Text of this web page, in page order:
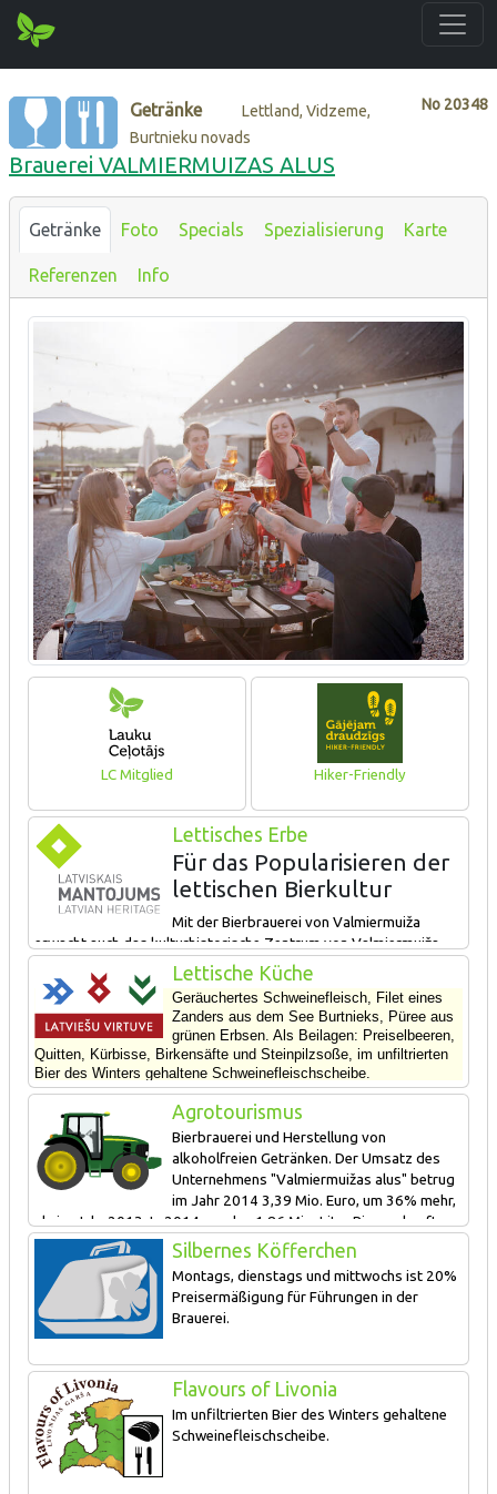
No 20348
Getränke
Lettland, Vidzeme,
Burtnieku novads
Brauerei VALMIERMUIZAS ALUS
Getränke Foto Specials Spezialisierung Karte
Referenzen Info
LC Mitglied Hiker-Friendly
Lettisches Erbe
Für das Popularisieren der
lettischen Bierkultur
Mit der Bierbrauerei von Valmiermuiža
erwacht auch das kulturhistorische Zentrum von Valmiermuiža.
Während des Besuches kann man die Geschichte des Landgutes
und den Prozess des Bierbrauens von den natürlichen Rohstoffen
bis zu dem fertigen Produkt kennenlernen. Die Besichtigung der
Brauerei ergänzen die Verkostung des Kellerbiers und
Erzählungen über traditionelle lettische Festgetränke.
Lettische Küche
Geräuchertes Schweinefleisch, Filet eines
Zanders aus dem See Burtnieks, Püree aus
grünen Erbsen. Als Beilagen: Preiselbeeren,
Quitten, Kürbisse, Birkensäfte und Steinpilzsoße, im unfiltrierten
Bier des Winters gehaltene Schweinefleischscheibe.
Agrotourismus
Bierbrauerei und Herstellung von
alkoholfreien Getränken. Der Umsatz des
Unternehmens "Valmiermuižas alus" betrug
im Jahr 2014 3,39 Mio. Euro, um 36% mehr,
als im Jahr 2013. In 2014 wurden 1,86 Mio. Liter Bier verkauft,
um 27,3% mehr, als im Jahr 2013.Ungefähr 1% der
Bierproduktion wurde in 2014 nach Estland ausgeführt. In 2014
wurde mit der Unterstützung des Landförderungsdienstes in die
Entwicklung des Unternehmens "Valmiermuižas alus" ungefähr
1,1 Mio. Euro investiert (in die Herstellung des Porter Bieres und
Früchten und Beeren, sowie des Kwases).
Silbernes Köfferchen
Montags, dienstags und mittwochs ist 20%
Preisermäßigung für Führungen in der
Brauerei.
Flavours of Livonia
Im unfiltrierten Bier des Winters gehaltene
Schweinefleischscheibe.